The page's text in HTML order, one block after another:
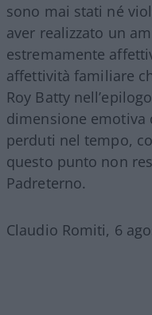
sono mai stati né
aver realizzato un
estremamente
affettività familiare
Roy Batty
dimensione emotiva
perduti nel tempo,
questo punto non
Padreterno.
Claudio Romiti, 6